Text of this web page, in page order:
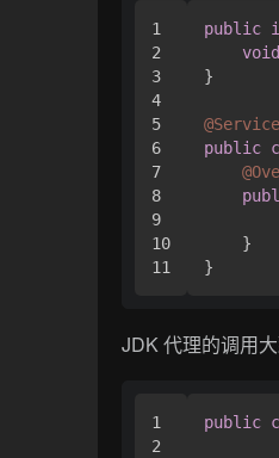
1
2
3
4
5
6
7
8
9
10
public
void
}
@Service
public
    }
JDK 代理的调用大
1
2
public